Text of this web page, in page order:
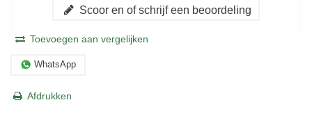
Scoor en of schrijf een beoordeling
Toevoegen aan vergelijken
WhatsApp
Afdrukken